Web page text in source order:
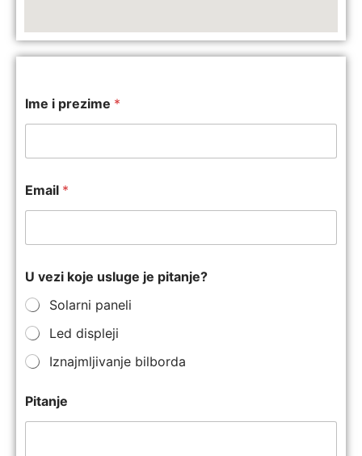
Ime i prezime *
Email *
U vezi koje usluge je pitanje?
Solarni paneli
Led displeji
Iznajmljivanje bilborda
Pitanje